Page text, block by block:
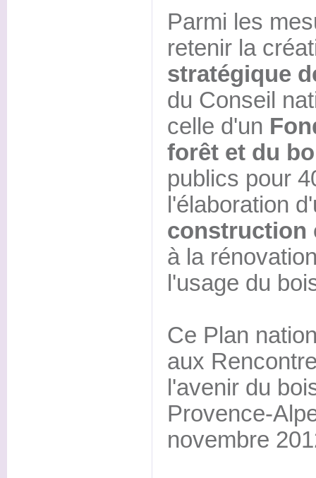
Parmi les
retenir la
stratégique
du Conseil
celle d'un
forêt et du
publics pour
l'élaboration
construction
à la
l'usage du
Ce Plan
aux
l'avenir du
Provence-
novembre